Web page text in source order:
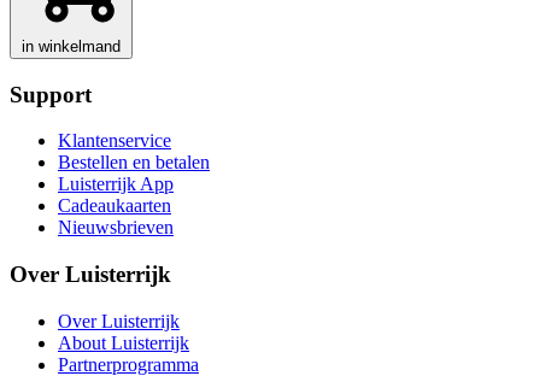
in winkelmand
Support
Klantenservice
Bestellen en betalen
Luisterrijk App
Cadeaukaarten
Nieuwsbrieven
Over Luisterrijk
Over Luisterrijk
About Luisterrijk
Partnerprogramma